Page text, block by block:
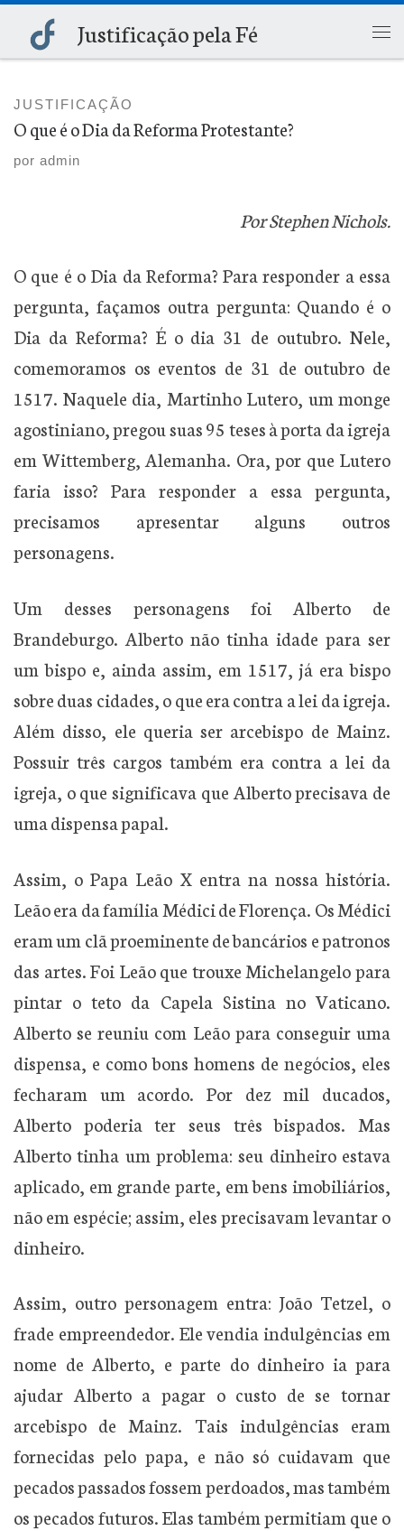
Skip to contentJustificação pela Fé
JUSTIFICAÇÃO
O que é o Dia da Reforma Protestante?
por admin
Por Stephen Nichols.
O que é o Dia da Reforma? Para responder a essa
pergunta, façamos outra pergunta: Quando é o
Dia da Reforma? É o dia 31 de outubro. Nele,
comemoramos os eventos de 31 de outubro de
1517. Naquele dia, Martinho Lutero, um monge
agostiniano, pregou suas 95 teses à porta da igreja
em Wittemberg, Alemanha. Ora, por que Lutero
faria isso? Para responder a essa pergunta,
precisamos apresentar alguns outros
personagens.
Um desses personagens foi Alberto de
Brandeburgo. Alberto não tinha idade para ser
um bispo e, ainda assim, em 1517, já era bispo
sobre duas cidades, o que era contra a lei da igreja.
Além disso, ele queria ser arcebispo de Mainz.
Possuir três cargos também era contra a lei da
igreja, o que significava que Alberto precisava de
uma dispensa papal.
Assim, o Papa Leão X entra na nossa história.
Leão era da família Médici de Florença. Os Médici
eram um clã proeminente de bancários e patronos
das artes. Foi Leão que trouxe Michelangelo para
pintar o teto da Capela Sistina no Vaticano.
Alberto se reuniu com Leão para conseguir uma
dispensa, e como bons homens de negócios, eles
fecharam um acordo. Por dez mil ducados,
Alberto poderia ter seus três bispados. Mas
Alberto tinha um problema: seu dinheiro estava
aplicado, em grande parte, em bens imobiliários,
não em espécie; assim, eles precisavam levantar o
dinheiro.
Assim, outro personagem entra: João Tetzel, o
frade empreendedor. Ele vendia indulgências em
nome de Alberto, e parte do dinheiro ia para
ajudar Alberto a pagar o custo de se tornar
arcebispo de Mainz. Tais indulgências eram
fornecidas pelo papa, e não só cuidavam que
pecados passados fossem perdoados, mas também
os pecados futuros. Elas também permitiam que o